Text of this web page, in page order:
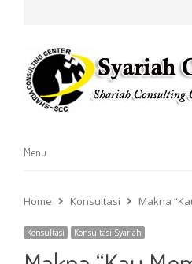
Menu
Menu
Home Konsultasi Makna
Konsultasi Konsultasi Syariah